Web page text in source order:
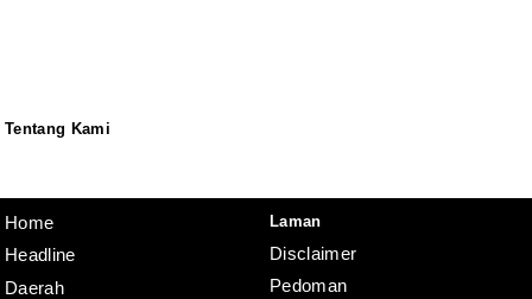
Tentang Kami
Home
Headline
Daerah
Laman
Disclaimer
Pedoman